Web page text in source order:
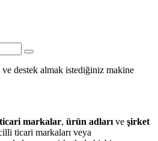
destek almak istediğiniz makine
ticari markalar, ürün adları ve şirket
ticari markaları veya